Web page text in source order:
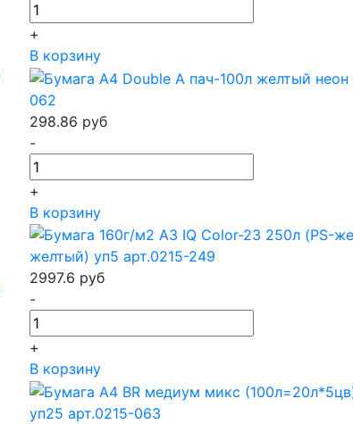
+
В корзину
062
298.86 руб
-
+
В корзину
желтый) уп5 арт.0215-249
2997.6 руб
-
+
В корзину
уп25 арт.0215-063